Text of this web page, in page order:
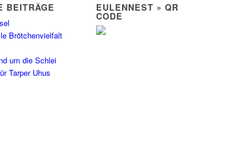
BEITRÄGE
Brötchenvielfalt
um die Schlei
Tarper Uhus
EULENNEST » QR
CODE